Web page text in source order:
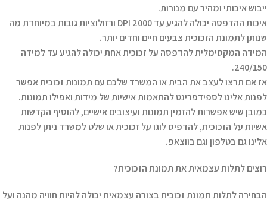
ייבוש איכותי ומהיר עם מנורות.
איכות ההדפסה יכולה להגיע עד 2000 DPI ורזולוציות גובות במיוחדת מה
שנותן לתמונת הזכוכית צבעים חיים וחדים יותר.
המידה המקסימלית להדפסה על זכוכית אחת יכולה להגיע עד למידה
240/150.
אז אם תרצו לעצב את הבית או המשרד שלכם עם תמונות זכוכית אפשר
לפנות אלינו לספידפרינט להתאמות אישיות של מידות ואפילו תמונות.
כמובן שיש אפשרות להזמין תמונות ועיצובים אישיים, להוסיף הקדשות
אשיות על הזכוכית, להדפיס לוגו על זכוכית או שלט למשרד ניתן לפנות
אלינו גם בטלפון וגם בווצאפ.
רוצים לתלות עצמאית את תמונת הזכוכית?
הבחירה לתלות תמונת זכוכית בצורה עצמאית יכולה להיות חוויה מהנה ועל